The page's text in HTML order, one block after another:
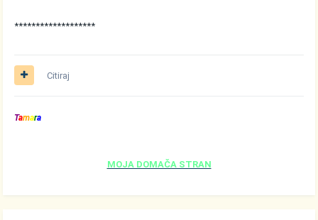
*******************
Citiraj
Tamara
MOJA DOMAČA STRAN